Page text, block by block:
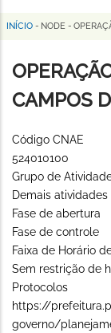
Trilha
de
navegação
INÍCIO - NODE -
CAMPOS
Código CNAE
524010100
Grupo de
Demais
Fase de abertura
Fase de controle
Faixa de Horário
Sem restrição de
Protocolos
https://
governo/